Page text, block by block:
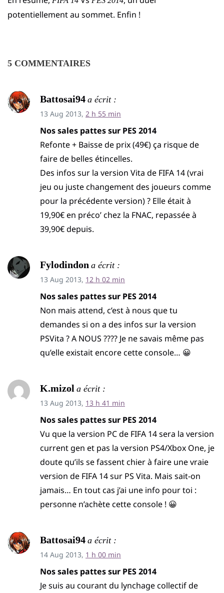
potentiellement au sommet. Enfin !
5 COMMENTAIRES
Battosai94 a écrit :
13 Aug 2013, 2 h 55 min
Nos sales pattes sur PES 2014
Refonte + Baisse de prix (49€) ça risque de
faire de belles étincelles.
Des infos sur la version Vita de FIFA 14 (vrai
jeu ou juste changement des joueurs comme
pour la précédente version) ? Elle était à
19,90€ en préco’ chez la FNAC, repassée à
39,90€ depuis.
Fylodindon a écrit :
13 Aug 2013, 12 h 02 min
Nos sales pattes sur PES 2014
Non mais attend, c’est à nous que tu
demandes si on a des infos sur la version
PSVita ? A NOUS ???? Je ne savais même pas
qu’elle existait encore cette console… 😀
K.mizol a écrit :
13 Aug 2013, 13 h 41 min
Nos sales pattes sur PES 2014
Vu que la version PC de FIFA 14 sera la version
current gen et pas la version PS4/Xbox One, je
doute qu’ils se fassent chier à faire une vraie
version de FIFA 14 sur PS Vita. Mais sait-on
jamais… En tout cas j’ai une info pour toi :
personne n’achète cette console ! 😀
Battosai94 a écrit :
14 Aug 2013, 1 h 00 min
Nos sales pattes sur PES 2014
Je suis au courant du lynchage collectif de